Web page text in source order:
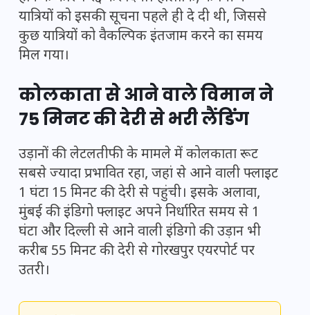
यात्रियों को इसकी सूचना पहले ही दे दी थी, जिससे
कुछ यात्रियों को वैकल्पिक इंतजाम करने का समय
मिल गया।
कोलकाता से आने वाले विमान ने
75 मिनट की देरी से भरी लैंडिंग
उड़ानों की लेटलतीफी के मामले में कोलकाता रूट
सबसे ज्यादा प्रभावित रहा, जहां से आने वाली फ्लाइट
1 घंटा 15 मिनट की देरी से पहुंची। इसके अलावा,
मुंबई की इंडिगो फ्लाइट अपने निर्धारित समय से 1
घंटा और दिल्ली से आने वाली इंडिगो की उड़ान भी
करीब 55 मिनट की देरी से गोरखपुर एयरपोर्ट पर
उतरी।